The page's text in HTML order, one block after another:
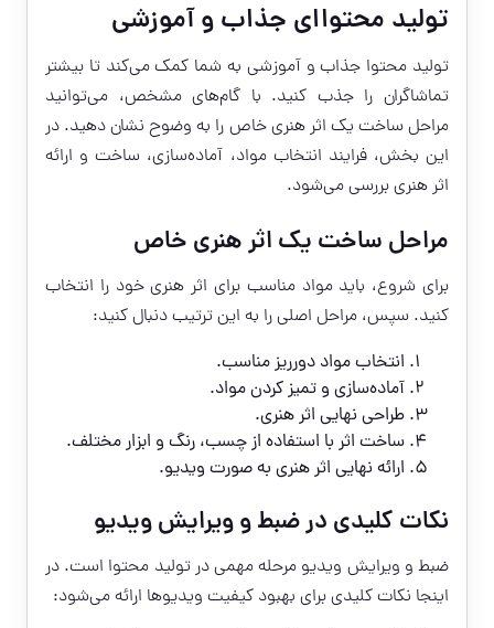
تولید محتواای جذاب و آموزشی
تولید محتوا جذاب و آموزشی به شما کمک می‌کند تا بیشتر
تماشاگران را جذب کنید. با گام‌های مشخص، می‌توانید
مراحل ساخت یک اثر هنری خاص را به وضوح نشان دهید. در
این بخش، فرایند انتخاب مواد، آماده‌سازی، ساخت و ارائه
اثر هنری بررسی می‌شود.
مراحل ساخت یک اثر هنری خاص
برای شروع، باید مواد مناسب برای اثر هنری خود را انتخاب
کنید. سپس، مراحل اصلی را به این ترتیب دنبال کنید:
انتخاب مواد دورریز مناسب.
آماده‌سازی و تمیز کردن مواد.
طراحی نهایی اثر هنری.
ساخت اثر با استفاده از چسب، رنگ و ابزار مختلف.
ارائه نهایی اثر هنری به صورت ویدیو.
نکات کلیدی در ضبط و ویرایش ویدیو
ضبط و ویرایش ویدیو مرحله مهمی در تولید محتوا است. در
اینجا نکات کلیدی برای بهبود کیفیت ویدیوها ارائه می‌شود: